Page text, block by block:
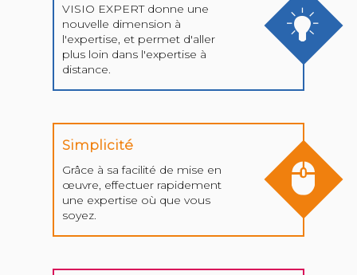
VISIO EXPERT donne une
nouvelle dimension à
l'expertise, et permet d'aller
plus loin dans l'expertise à
distance.
Simplicité
Grâce à sa facilité de mise en
œuvre, effectuer rapidement
une expertise où que vous
soyez.